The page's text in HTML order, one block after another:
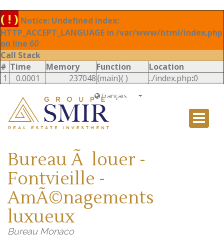
( ! ) Notice: Undefined index:
HTTP_ACCEPT_LANGUAGE in /var/www/html/index.php
on line 60
Call Stack
# Time Memory Function
Location
1
0.0001 237048{main}( ) ../index.php:0
Français
Italiano
Bureau Ã louer -
Fontvieille -
AmÃ©nagements
luxueux
Bureau Monaco